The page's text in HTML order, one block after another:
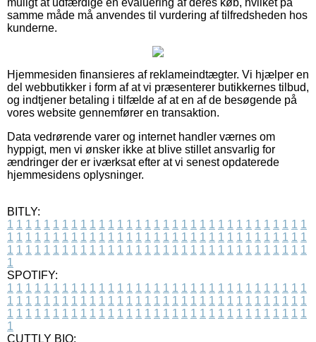
samme måde må anvendes til vurdering af tilfredsheden hos
kunderne.
Hjemmesiden finansieres af reklameindtægter. Vi hjælper en
del webbutikker i form af at vi præsenterer butikkernes tilbud,
og indtjener betaling i tilfælde af at en af de besøgende på
vores website gennemfører en transaktion.
Data vedrørende varer og internet handler værnes om
hyppigt, men vi ønsker ikke at blive stillet ansvarlig for
ændringer der er iværksat efter at vi senest opdaterede
hjemmesidens oplysninger.
BITLY:
1 1 1 1 1 1 1 1 1 1 1 1 1 1 1 1 1 1 1 1 1 1 1 1 1 1 1 1 1 1 1 1 1
1 1 1 1 1 1 1 1 1 1 1 1 1 1 1 1 1 1 1 1 1 1 1 1 1 1 1 1 1 1 1 1 1
1 1 1 1 1 1 1 1 1 1 1 1 1 1 1 1 1 1 1 1 1 1 1 1 1 1 1 1 1 1 1 1 1
1
SPOTIFY:
1 1 1 1 1 1 1 1 1 1 1 1 1 1 1 1 1 1 1 1 1 1 1 1 1 1 1 1 1 1 1 1 1
1 1 1 1 1 1 1 1 1 1 1 1 1 1 1 1 1 1 1 1 1 1 1 1 1 1 1 1 1 1 1 1 1
1 1 1 1 1 1 1 1 1 1 1 1 1 1 1 1 1 1 1 1 1 1 1 1 1 1 1 1 1 1 1 1 1
1
CUTTLY BIO: